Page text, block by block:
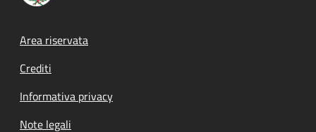
Footer menu
Area riservata
Crediti
Informativa privacy
Note legali